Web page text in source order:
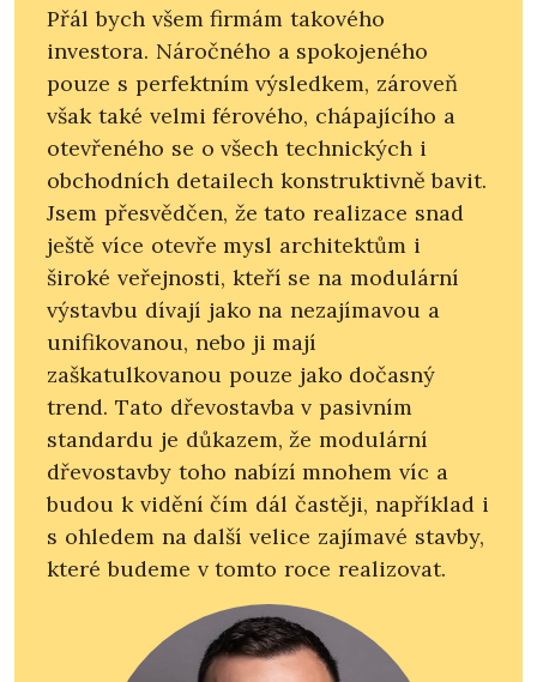
Přál bych všem firmám takového
investora. Náročného a spokojeného
pouze s perfektním výsledkem, zároveň
však také velmi férového, chápajícího a
otevřeného se o všech technických i
obchodních detailech konstruktivně bavit.
Jsem přesvědčen, že tato realizace snad
ještě více otevře mysl architektům i
široké veřejnosti, kteří se na modulární
výstavbu dívají jako na nezajímavou a
unifikovanou, nebo ji mají
zaškatulkovanou pouze jako dočasný
trend. Tato dřevostavba v pasivním
standardu je důkazem, že modulární
dřevostavby toho nabízí mnohem víc a
budou k vidění čím dál častěji, například i
s ohledem na další velice zajímavé stavby,
které budeme v tomto roce realizovat.